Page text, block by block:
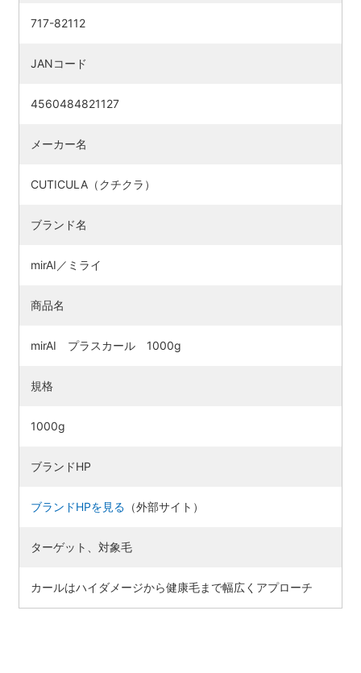
717-82112
JANコード
4560484821127
メーカー名
CUTICULA（クチクラ）
ブランド名
mirAI／ミライ
商品名
mirAI プラスカール 1000g
規格
1000g
ブランドHP
ブランドHPを見る （外部サイト）
ターゲット、対象毛
カールはハイダメージから健康毛まで幅広くアプローチ